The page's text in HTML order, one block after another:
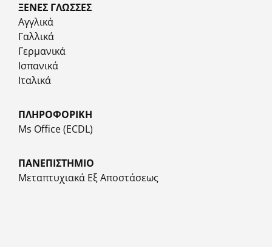
ΞΕΝΕΣ ΓΛΩΣΣΕΣ
Αγγλικά
Γαλλικά
Γερμανικά
Ισπανικά
Ιταλικά
ΠΛΗΡΟΦΟΡΙΚΗ
Ms Office (ECDL)
ΠΑΝΕΠΙΣΤΗΜΙΟ
Μεταπτυχιακά Εξ Αποστάσεως